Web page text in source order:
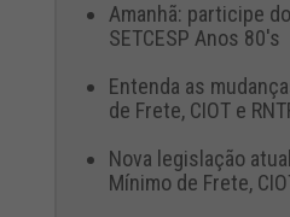
Amanhã: participe
SETCESP Anos 80's
Entenda as
de Frete, CIOT e
Nova legislação
Mínimo de Frete,